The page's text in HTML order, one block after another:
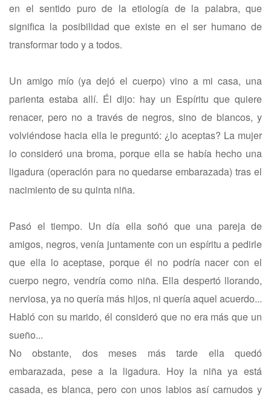
en el sentido puro de la etiología de la palabra, que
significa la posibilidad que existe en el ser humano de
transformar todo y a todos.
Un amigo mío (ya dejó el cuerpo) vino a mi casa, una
parienta estaba allí. Él dijo: hay un Espíritu que quiere
renacer, pero no a través de negros, sino de blancos, y
volviéndose hacia ella le preguntó: ¿lo aceptas? La mujer
lo consideró una broma, porque ella se había hecho una
ligadura (operación para no quedarse embarazada) tras el
nacimiento de su quinta niña.
Pasó el tiempo. Un día ella soñó que una pareja de
amigos, negros, venía juntamente con un espíritu a pedirle
que ella lo aceptase, porque él no podría nacer con el
cuerpo negro, vendría como niña. Ella despertó llorando,
nerviosa, ya no quería más hijos, ni quería aquel acuerdo...
Habló con su marido, él consideró que no era más que un
sueño...
No obstante, dos meses más tarde ella quedó
embarazada, pese a la ligadura. Hoy la niña ya está
casada, es blanca, pero con unos labios así carnudos y